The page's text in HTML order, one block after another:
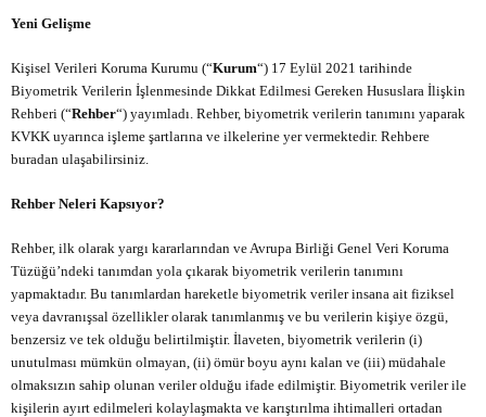
Yeni Gelişme
Kişisel Verileri Koruma Kurumu (“Kurum“) 17 Eylül 2021 tarihinde
Biyometrik Verilerin İşlenmesinde Dikkat Edilmesi Gereken Hususlara İlişkin
Rehberi (“Rehber“) yayımladı. Rehber, biyometrik verilerin tanımını yaparak
KVKK uyarınca işleme şartlarına ve ilkelerine yer vermektedir. Rehbere
buradan ulaşabilirsiniz.
Rehber Neleri Kapsıyor?
Rehber, ilk olarak yargı kararlarından ve Avrupa Birliği Genel Veri Koruma
Tüzüğü’ndeki tanımdan yola çıkarak biyometrik verilerin tanımını
yapmaktadır. Bu tanımlardan hareketle biyometrik veriler insana ait fiziksel
veya davranışsal özellikler olarak tanımlanmış ve bu verilerin kişiye özgü,
benzersiz ve tek olduğu belirtilmiştir. İlaveten, biyometrik verilerin (i)
unutulması mümkün olmayan, (ii) ömür boyu aynı kalan ve (iii) müdahale
olmaksızın sahip olunan veriler olduğu ifade edilmiştir. Biyometrik veriler ile
kişilerin ayırt edilmeleri kolaylaşmakta ve karıştırılma ihtimalleri ortadan